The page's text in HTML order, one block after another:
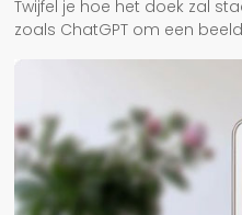
Twijfel je hoe het doek zal
zoals ChatGPT om een